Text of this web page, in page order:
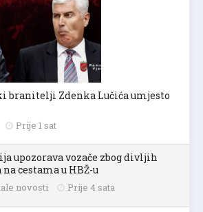
branitelji Zdenka Lučića umjesto
Prije 1 sat
upozorava vozače zbog divljih
cestama u HBŽ-u
novosti Prije 4 sata